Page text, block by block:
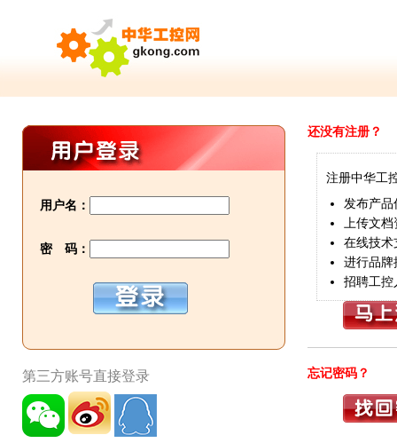
用户名：
密 码：
第三方账号直接登录
还没有注册？
注册中华工
发布产品
上传文档
在线技术
进行品牌
招聘工控
忘记密码？